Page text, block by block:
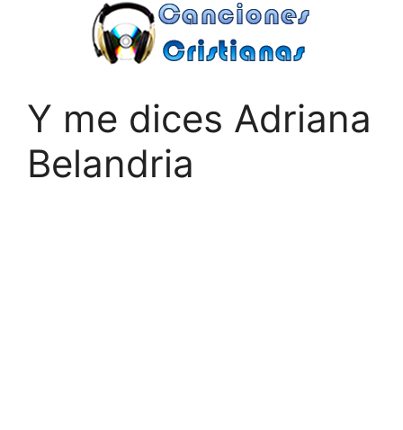
Y me dices Adriana
Belandria